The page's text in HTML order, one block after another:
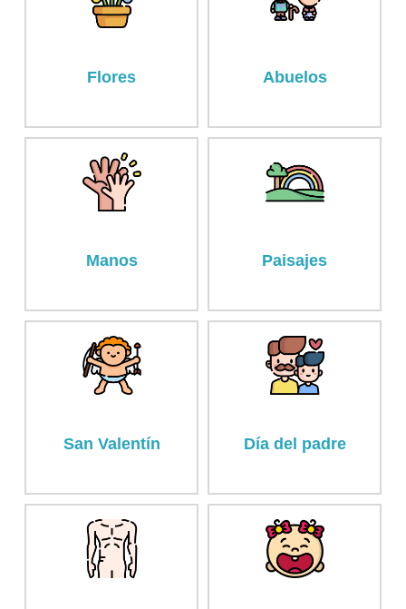
Flores Abuelos
Manos Paisajes
San Valentín Día del padre